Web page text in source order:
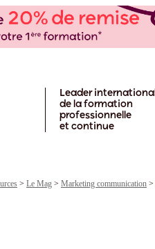
Leader international
de la formation
professionnelle
et continue
> Le Mag > Marketing communication >